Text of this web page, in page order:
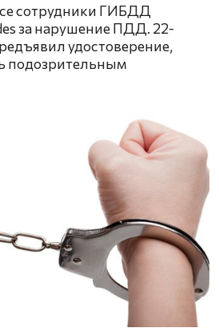
сотрудники ГИБДД
за нарушение ПДД. 22-
удостоверение,
подозрительным